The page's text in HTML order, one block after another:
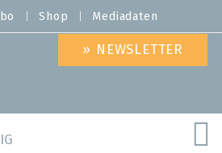
Shop Mediadaten
» NEWSLETTER